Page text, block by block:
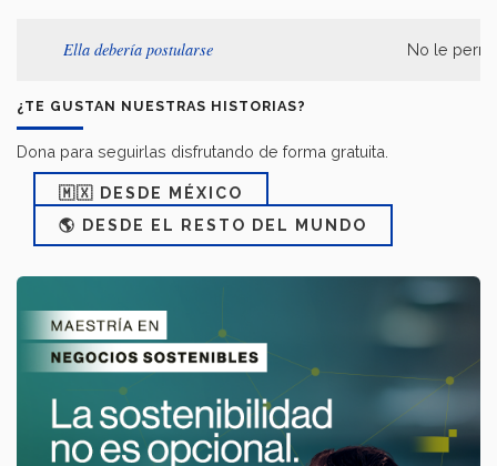
Ella debería postularse No le
¿TE GUSTAN NUESTRAS HISTORIAS?
Dona para seguirlas disfrutando de forma gratuita.
🇲🇽 DESDE MÉXICO
🌎 DESDE EL RESTO DEL MUNDO